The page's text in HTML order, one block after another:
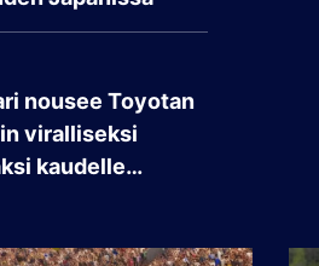
nousee Toyotan
viralliseksi
kaudelle…